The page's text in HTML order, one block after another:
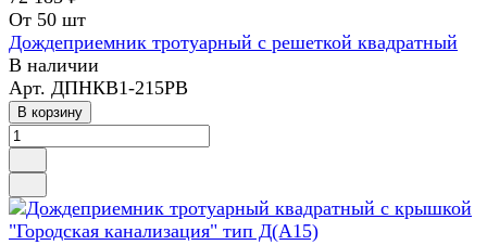
От 50 шт
Дождеприемник тротуарный с решеткой квадратный
В наличии
Арт. ДПНКВ1-215РВ
В корзину